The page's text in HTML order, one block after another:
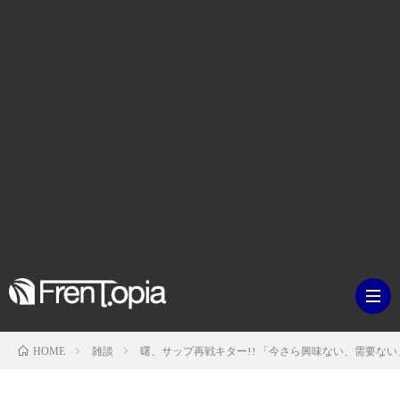
HOME 雑談 曙、サップ再戦キター!! 「今さら興味ない、需要な